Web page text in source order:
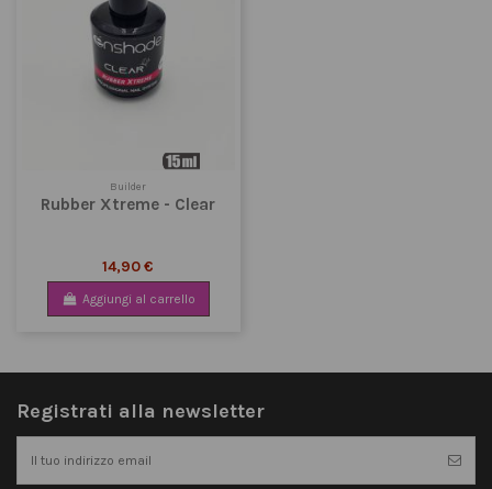
Builder
Rubber Xtreme - Clear
14,90 €
Aggiungi al carrello
Registrati alla newsletter